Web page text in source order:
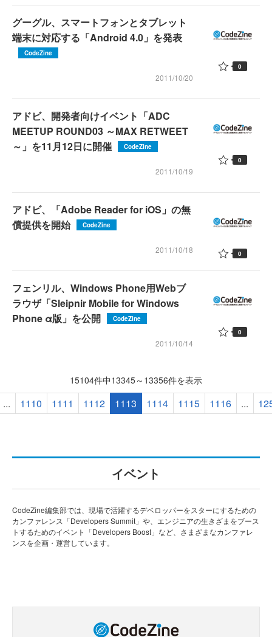
グーグル、スマートフォンとタブレット
端末に対応する「Android 4.0」を発表
CodeZine
2011/10/20
0
アドビ、開発者向けイベント「ADC
MEETUP ROUND03 ～MAX RETWEET
～」を11月12日に開催
CodeZine
2011/10/19
0
アドビ、「Adobe Reader for iOS」の無
償提供を開始
CodeZine
2011/10/18 0
フェンリル、Windows Phone用Webブ
ラウザ「Sleipnir Mobile for Windows
Phone α版」を公開
CodeZine
2011/10/14
0
15104件中13345～13356件を表示
... 1110 1111 1112 1113 1114 1115 1116 ...
イベント
CodeZine編集部では、現場で活躍するデベロッパーをスターにするための
カンファレンス「Developers Summit」や、エンジニアの生きざまをブース
トするためのイベント「Developers Boost」など、さまざまなカンファレ
ンスを企画・運営しています。